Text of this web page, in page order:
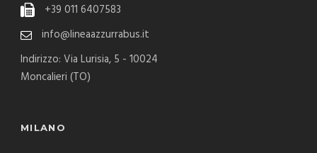
+39 011 6407583
info@lineaazzurrabus.it
Indirizzo: Via Lurisia, 5 - 10024
Moncalieri (TO)
MILANO